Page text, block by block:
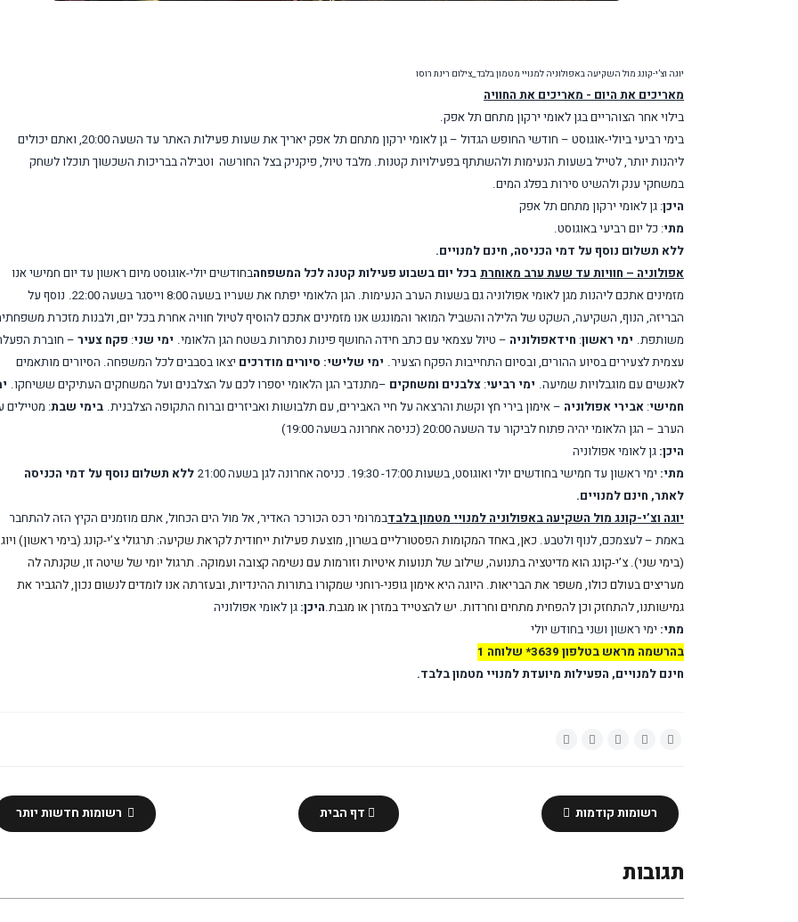
יוגה וצ’י-קונג מול השקיעה באפולוניה למנויי מטמון בלבד_צילום רינת רוסו
מאריכים את היום - מאריכים את החוויה
בילוי אחר הצוהריים בגן לאומי ירקון מתחם תל אפק.
בימי רביעי ביולי-אוגוסט – חודשי החופש הגדול – גן לאומי ירקון מתחם תל אפק יאריך את שעות פעילות האתר עד השעה 20:00, ואתם יכולים
ליהנות יותר, לטייל בשעות הנעימות ולהשתתף בפעילויות קטנות. מלבד טיול, פיקניק בצל החורשה וטבילה בבריכות השכשוך תוכלו לשחק
במשחקי ענק ולהשיט סירות בפלג המים.
היכן: גן לאומי ירקון מתחם תל אפק
מתי: כל יום רביעי באוגוסט.
ללא תשלום נוסף על דמי הכניסה, חינם למנויים.
אפולוניה – חוויות עד שעת ערב מאוחרת בכל יום בשבוע פעילות קטנה לכל המשפחהבחודשים יולי-אוגוסט מיום ראשון עד יום חמישי אנו
מזמינים אתכם ליהנות מגן לאומי אפולוניה גם בשעות הערב הנעימות. הגן הלאומי יפתח את שעריו בשעה 8:00 וייסגר בשעה 22:00.
נוסף על
הבריזה, הנוף, השקיעה, השקט של הלילה והשביל המואר והמונגש אנו מזמינים אתכם להוסיף לטיול חוויה אחרת בכל יום, ולבנות מזכרת
משותפת. ימי ראשון: חידאפולוניה – טיול עצמאי עם כתב חידה החושף פינות נסתרות בשטח הגן הלאומי. ימי שני: פקח צעיר – חוברת
עצמית לצעירים בסיוע ההורים, ובסיום התחייבות הפקח הצעיר. ימי שלישי: סיורים מודרכים יצאו בסבבים לכל המשפחה. הסיורים מותאמים
לאנשים עם מוגבלויות שמיעה. ימי רביעי: צלבנים ומשחקים –מתנדבי הגן הלאומי יספרו לכם על הצלבנים ועל המשחקים העתיקים ששיחקו.
חמישי: אבירי אפולוניה – אימון בירי חץ וקשת והרצאה על חיי האבירים, עם תלבושות ואביזרים וברוח התקופה הצלבנית. בימי שבת: מטיילים
הערב – הגן הלאומי יהיה פתוח לביקור עד השעה 20:00 (כניסה אחרונה בשעה 19:00)
היכן: גן לאומי אפולוניה
מתי: ימי ראשון עד חמישי בחודשים יולי ואוגוסט, בשעות 17:00- 19:30. כניסה אחרונה לגן בשעה 21:00
ללא תשלום נוסף על דמי הכניסה
לאתר, חינם למנויים.
יוגה וצ’י-קונג מול השקיעה באפולוניה למנויי מטמון בלבדבמרומי רכס הכורכר האדיר, אל מול הים הכחול, אתם מוזמנים הקיץ הזה להתחבר
באמת – לעצמכם, לנוף ולטבע. כאן, באחד המקומות הפסטורליים בשרון, מוצעת פעילות ייחודית לקראת שקיעה: תרגולי צ’י-קונג (בימי ראשון)
(בימי שני). צ’י-קונג הוא מדיטציה בתנועה, שילוב של תנועות איטיות וזורמות עם נשימה קצובה ועמוקה. תרגול יומי של שיטה זו, שקנתה לה
מעריצים בעולם כולו, משפר את הבריאות. היוגה היא אימון גופני-רוחני שמקורו בתורות ההינדיות, ובעזרתה אנו לומדים לנשום נכון, להגביר את
גמישותנו, להתחזק וכן להפחית מתחים וחרדות. יש להצטייד במזרן או מגבת.היכן: גן לאומי אפולוניה
מתי: ימי ראשון ושני בחודש יולי
בהרשמה מראש בטלפון 3639* שלוחה 1
חינם למנויים, הפעילות מיועדת למנויי מטמון בלבד.
רשומות חדשות יותר רשומות קודמות דף הבית
תגובות